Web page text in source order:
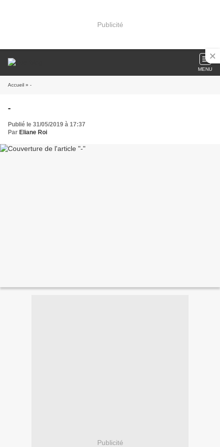
Publicité
MENU
Accueil » -
-
Publié le 31/05/2019 à 17:37
Par Eliane Roi
Publicité